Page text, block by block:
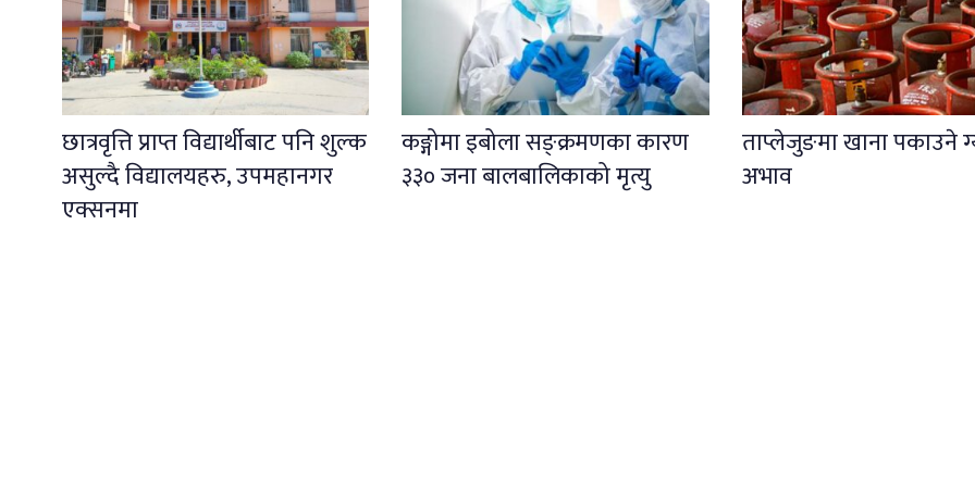
छात्रवृत्ति प्राप्त विद्यार्थीबाट पनि शुल्क
असुल्दै विद्यालयहरु, उपमहानगर
एक्सनमा
कङ्गोमा इबोला सङ्क्रमणका कारण
३३० जना बालबालिकाको मृत्यु
ताप्लेजुङमा खाना पकाउने
अभाव